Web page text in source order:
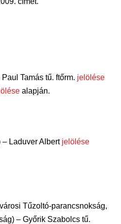
Tamás tű. ftőrm. jelölése
alapján.
– Laduver Albert jelölése
Tűzoltó-parancsnokság,
– Győrik Szabolcs tű.